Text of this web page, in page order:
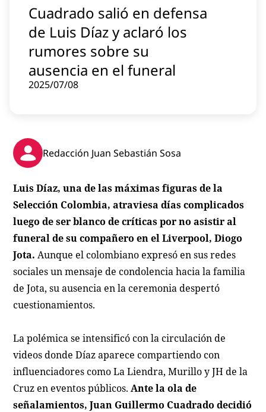
Instagram
Cuadrado salió en defensa
de Luis Díaz y aclaró los
rumores sobre su
ausencia en el funeral
2025/07/08
Redacción Juan Sebastián Sosa
Luis Díaz, una de las máximas figuras de la
Selección Colombia, atraviesa días complicados
luego de ser blanco de críticas por no asistir al
funeral de su compañero en el Liverpool, Diogo
Jota. Aunque el colombiano expresó en sus redes
sociales un mensaje de condolencia hacia la familia
de Jota, su ausencia en la ceremonia despertó
cuestionamientos.
La polémica se intensificó con la circulación de
videos donde Díaz aparece compartiendo con
influenciadores como La Liendra, Murillo y JH de la
Cruz en eventos públicos.Ante la ola de
señalamientos, Juan Guillermo Cuadrado decidió